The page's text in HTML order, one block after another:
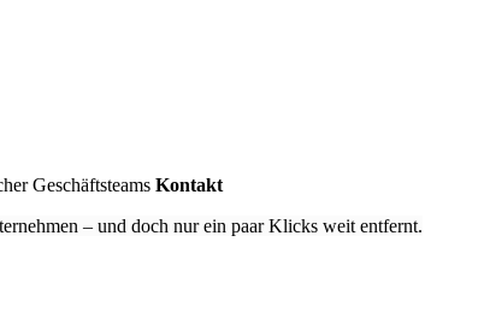
Kontakt
– und doch nur ein paar Klicks weit entfernt.